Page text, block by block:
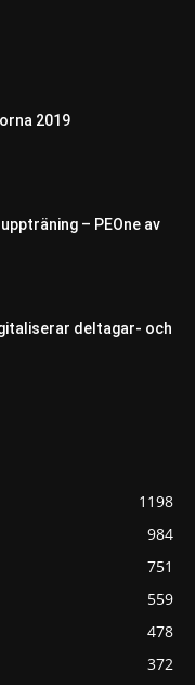
2019
– PEOne av
deltagar- och
1198
984
751
559
478
372